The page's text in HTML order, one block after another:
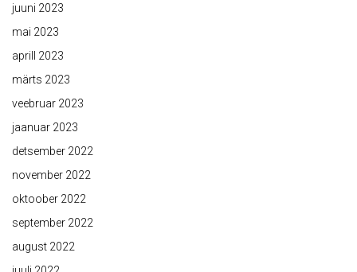
juuni 2023
mai 2023
aprill 2023
märts 2023
veebruar 2023
jaanuar 2023
detsember 2022
november 2022
oktoober 2022
september 2022
august 2022